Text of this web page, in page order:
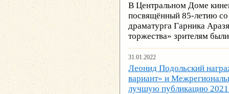
В Центральном Доме
посвящённый 85-летию
драматурга Гарника
торжества» зрителям
31.01.2022
Леонид Подольский
вариант» и
лучшую публикацию 2021